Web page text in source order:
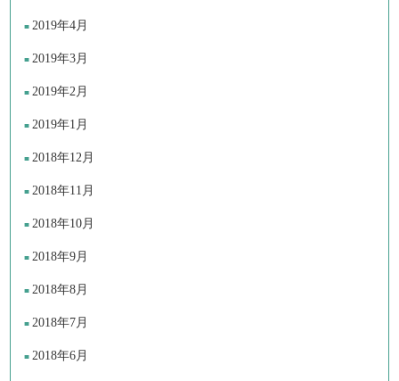
2019年4月
2019年3月
2019年2月
2019年1月
2018年12月
2018年11月
2018年10月
2018年9月
2018年8月
2018年7月
2018年6月